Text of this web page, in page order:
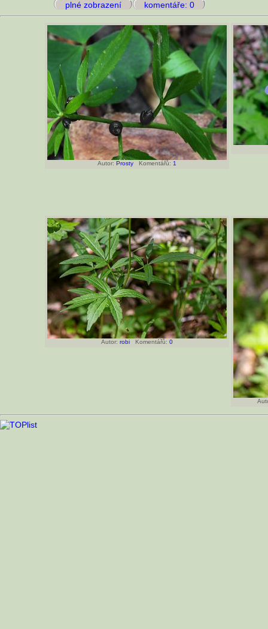
plné zobrazení komentáře: 0
Autor: ProstyKomentářů: 1
Autor: robiKomentářů: 0